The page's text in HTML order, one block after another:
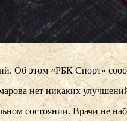
Об этом «РБК Спорт»
нет никаких
состоянии. Врачи не